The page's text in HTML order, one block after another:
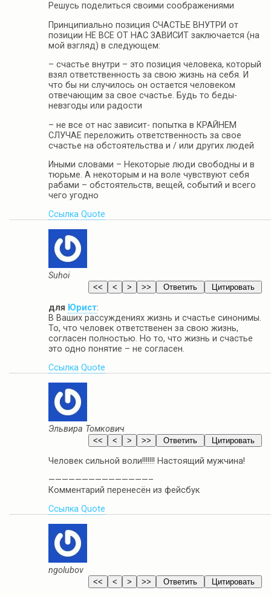
Решусь поделиться своими соображениями
Принципиально позиция СЧАСТЬЕ ВНУТРИ от
позиции НЕ ВСЕ ОТ НАС ЗАВИСИТ заключается (на
мой взгляд) в следующем:
– счастье внутри – это позиция человека, который
взял ответственность за свою жизнь на себя. И
что бы ни случилось он остается человеком
отвечающим за свое счастье. Будь то беды-
невзгоды или радости
– не все от нас зависит- попытка в КРАЙНЕМ
СЛУЧАЕ переложить ответственность за свое
счастье на обстоятельства и / или других людей
Иными словами – Некоторые люди свободны и в
тюрьме. А некоторым и на воле чувствуют себя
рабами – обстоятельств, вещей, событий и всего
чего угодно
Ссылка Quote
Suhoi
для Юрист:
В Ваших рассуждениях жизнь и счастье синонимы.
То, что человек ответственен за свою жизнь,
согласен полностью. Но то, что жизнь и счастье
это одно понятие – не согласен.
Ссылка Quote
Эльвира Томкович
Человек сильной воли!!!!!!! Настоящий мужчина!
———————————————–
Комментарий перенесён из фейсбук
Ссылка Quote
ngolubov